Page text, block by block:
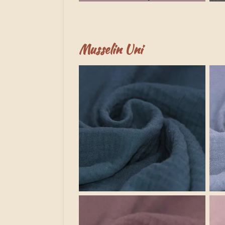
Musselin Uni